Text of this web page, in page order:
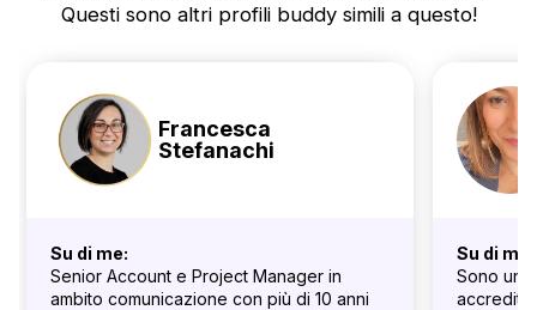
Questi sono altri profili buddy simili a questo!
Francesca
Stefanachi
Su di me:
Senior Account e Project Manager in
ambito comunicazione con più di 10 anni
Su di me:
Sono